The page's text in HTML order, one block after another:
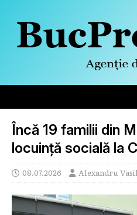
Încă 19 familii din
locuință socială la
08.07.2026 Alexandru